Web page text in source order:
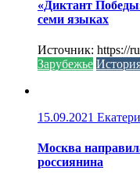
«Диктант
семи языках
Источник: https://
Зарубежье
15.09.2021
Москва
россиянина